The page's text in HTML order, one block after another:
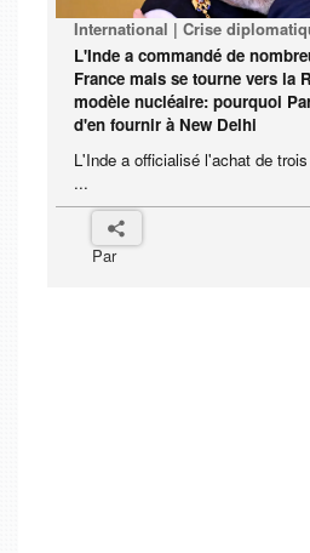
International | Crise
L'Inde a commandé de
France mais se tourne vers la
modèle nucléaire: pourquoi
d'en fournir à New Delhi
L'Inde a officialisé l'achat de
...
Par